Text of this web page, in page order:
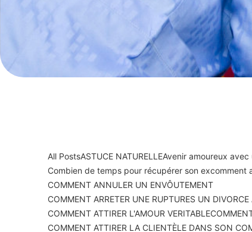
All PostsASTUCE NATURELLEAvenir amoureux avec
Combien de temps pour récupérer son excomment
COMMENT ANNULER UN ENVÔUTEMENT
COMMENT ARRETER UNE RUPTURES UN
COMMENT ATTIRER L'AMOUR VERITABLE
COMMENT ATTIRER LA CLIENTÈLE DANS SON